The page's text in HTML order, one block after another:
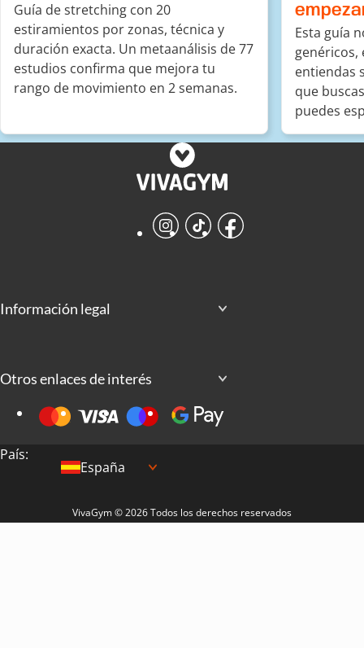
Guía de stretching con 20
estiramientos por zonas, técnica y
duración exacta. Un metaanálisis de 77
estudios confirma que mejora tu
rango de movimiento en 2 semanas.
Esta guía
genéricos,
entiendas
que
puedes
semanas.
Instagram
TikTokFacebook
Información legal
Otros enlaces de interés
País:
España
VivaGym © 2026 Todos los derechos reservados